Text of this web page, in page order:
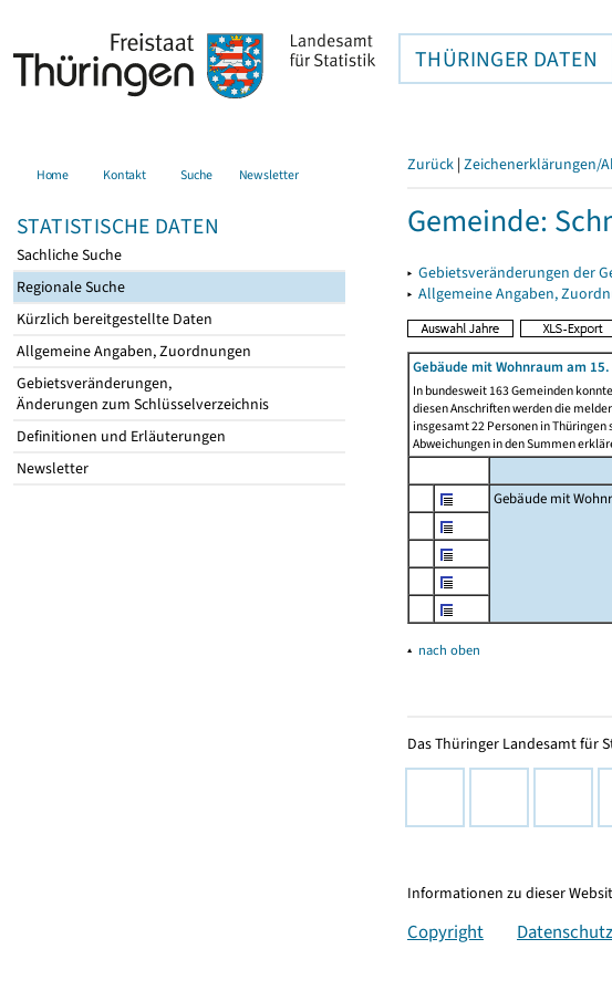
THÜRINGER DATEN
Home Kontakt Suche Newsletter
STATISTISCHE DATEN
Sachliche Suche
Regionale Suche
Kürzlich bereitgestellte Daten
Allgemeine Angaben, Zuordnungen
Gebietsveränderungen,
Änderungen zum Schlüsselverzeichnis
Definitionen und Erläuterungen
Newsletter
Zurück | Zeichenerklärungen/
Gemeinde:
▸ Gebietsveränderungen der
▸ Allgemeine Angaben,
Gebäude mit Wohnraum am
In bundesweit 163 Gemeinden
diesen Anschriften werden die
insgesamt 22 Personen in
Abweichungen in den Summen
Gebäude mit
▴ nach oben
Das Thüringer Landesamt für
Informationen zu dieser
Copyright Datenschutz